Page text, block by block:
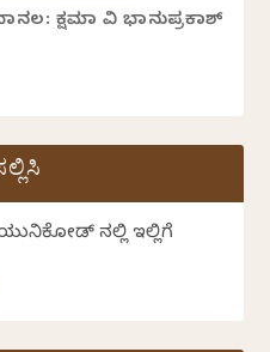
ಕ್ಷಮಾ ವಿ ಭಾನುಪ್ರಕಾಶ್
ನಲ್ಲಿ ಇಲ್ಲಿಗೆ